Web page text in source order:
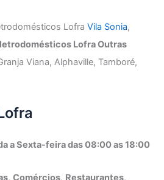
LofraVila Sonia,
Lofra Outras
Viana, Alphaville, Tamboré,
a Sexta-feira das 08:00 as 18:00
,Comércios, Restaurantes,